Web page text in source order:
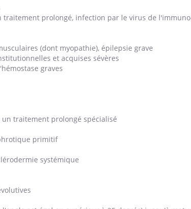
prolongé, infection par le virus de
(dont myopathie), épilepsie grave
et acquises sévères
graves
traitement prolongé spécialisé
primitif
systémique
» pour
à la médecine
lié à un groupe
en matière de bilan de
d'un « jumeau
...
Coup de food sur le
bouscule les idées reçues
épisode, une ...